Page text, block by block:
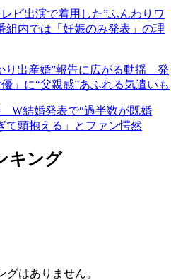
ビ出演で着用した”ふんわりワ
内では「妊娠のみ発表」の理
り出産婚”報告に広がる動揺 発
」に“父親感”あふれる気遣いも
W結婚発表で“過半数が既婚
て頭抱える」とファン愕然
キング
はありません。